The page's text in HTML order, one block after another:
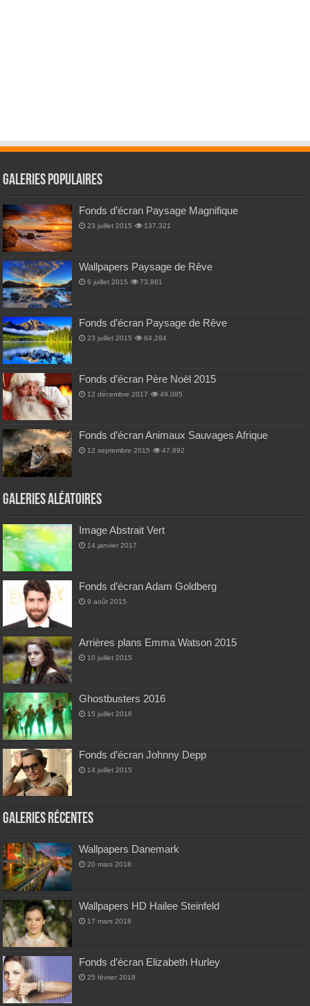
Galeries Populaires
Fonds d’écran Paysage Magnifique
23 juillet 2015 137,321
Wallpapers Paysage de Rêve
6 juillet 2015 73,861
Fonds d’écran Paysage de Rêve
23 juillet 2015 64,284
Fonds d’écran Père Noël 2015
12 décembre 2017 49,085
Fonds d’écran Animaux Sauvages Afrique
12 septembre 2015 47,892
Galeries Aléatoires
Image Abstrait Vert
14 janvier 2017
Fonds d’écran Adam Goldberg
9 août 2015
Arrières plans Emma Watson 2015
10 juillet 2015
Ghostbusters 2016
15 juillet 2016
Fonds d’écran Johnny Depp
14 juillet 2015
Galeries Récentes
Wallpapers Danemark
20 mars 2018
Wallpapers HD Hailee Steinfeld
17 mars 2018
Fonds d’écran Elizabeth Hurley
25 février 2018